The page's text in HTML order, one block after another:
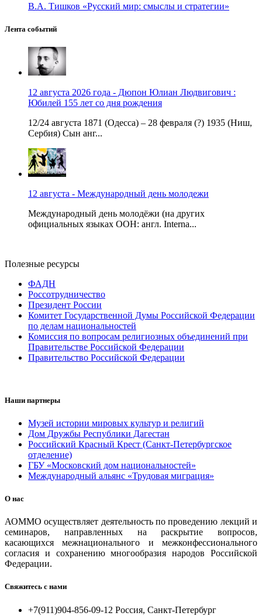
В.А. Тишков «Русский мир: смыслы и стратегии»
Лента событий
12 августа 2026 года - Дюпон Юлиан Людвигович :
Юбилей 155 лет со дня рождения
12/24 августа 1871 (Одесса) – 28 февраля (?) 1935 (Ниш,
Сербия) Сын анг...
12 августа - Международный день молодежи
Международный день молодёжи (на других
официальных языках ООН: англ. Interna...
Полезные ресурсы
ФАДН
Россотрудничество
Президент России
Комитет Государственной Думы Российской Федерации
по делам национальностей
Комиссия по вопросам религиозных объединений при
Правительстве Российской Федерации
Правительство Российской Федерации
Наши партнеры
Музей истории мировых культур и религий
Дом Дружбы Республики Дагестан
Российский Красный Крест (Санкт-Петербургское
отделение)
ГБУ «Московский дом национальностей»
Международный альянс «Трудовая миграция»
О нас
АОММО осуществляет деятельность по проведению лекций и
семинаров, направленных на раскрытие вопросов,
касающихся межнационального и межконфессионального
согласия и сохранению многообразия народов Российской
Федерации.
Свяжитесь с нами
+7(911)904-856-09-12 Россия, Санкт-Петербург